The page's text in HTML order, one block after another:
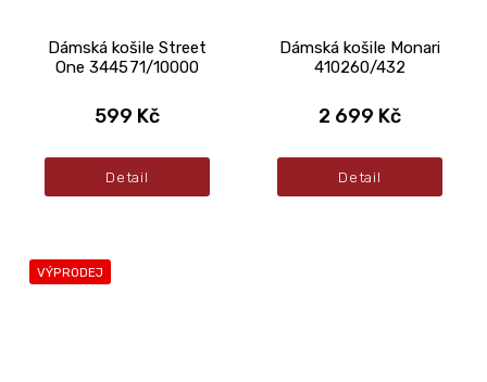
Dámská košile Street
One 344571/10000
599 Kč
Detail
Dámská košile Monari
410260/432
2 699 Kč
Detail
VÝPRODEJ